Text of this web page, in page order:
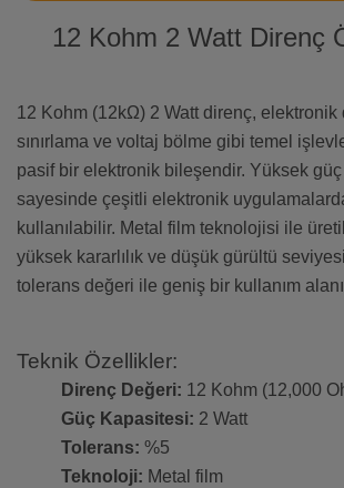
12 Kohm 2 Watt Direnç
12 Kohm (12kΩ) 2 Watt direnç, elektronik
sınırlama ve voltaj bölme gibi temel
pasif bir elektronik bileşendir. Yüksek
sayesinde çeşitli elektronik
kullanılabilir. Metal film teknolojisi ile
yüksek kararlılık ve düşük gürültü
tolerans değeri ile geniş bir kullanım
Teknik Özellikler:
Direnç Değeri: 12 Kohm (12,000
Güç Kapasitesi: 2 Watt
Tolerans: %5
Teknoloji: Metal film